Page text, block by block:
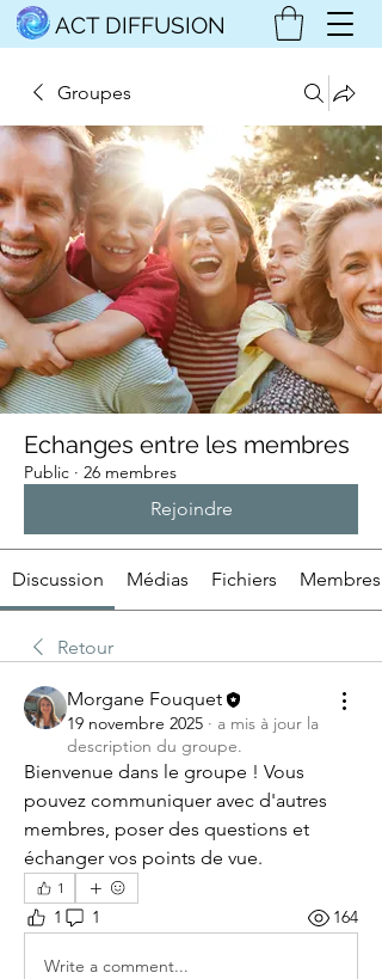
ACT DIFFUSION
Groupes
Echanges entre les membres
Public · 26 membres
Rejoindre
Discussion Médias Fichiers Membres
Retour
Morgane Fouquet
19 novembre 2025 · a mis à jour la
description du groupe.
Bienvenue dans le groupe ! Vous
pouvez communiquer avec d'autres
membres, poser des questions et
échanger vos points de vue.
1
1 1 164
Write a comment...